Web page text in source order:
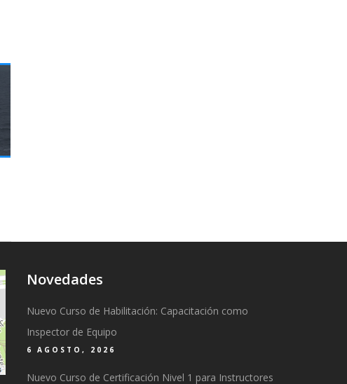
Novedades
Nuevo Curso de Habilitación: Capacitación como
Inspector de Equipo
6 AGOSTO, 2026
Nuevo Curso de Certificación Nivel 1 para Instructores